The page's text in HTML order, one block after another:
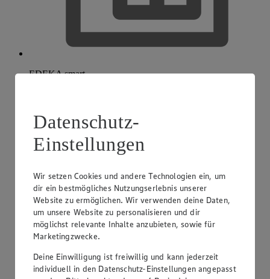
EDEKA smart
Datenschutz-
Einstellungen
Wir setzen Cookies und andere Technologien ein, um
dir ein bestmögliches Nutzungserlebnis unserer
Website zu ermöglichen. Wir verwenden deine Daten,
um unsere Website zu personalisieren und dir
möglichst relevante Inhalte anzubieten, sowie für
Marketingzwecke.
Deine Einwilligung ist freiwillig und kann jederzeit
individuell in den Datenschutz-Einstellungen angepasst